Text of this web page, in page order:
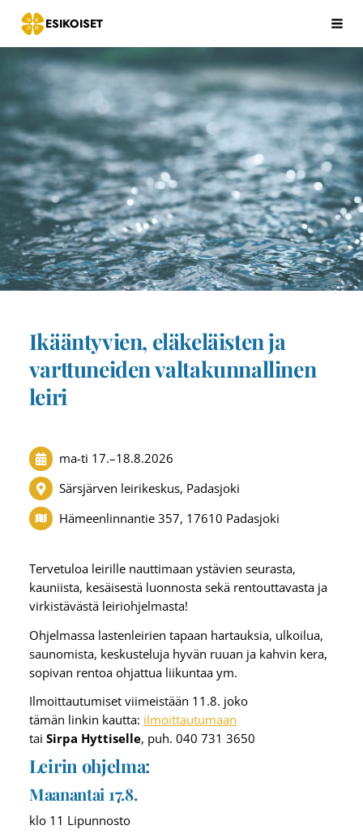
Siirry
sivun
sisältöön
ESIKOISET
Ikääntyvien, eläkeläisten ja
varttuneiden valtakunnallinen
leiri
ma-ti 17.–18.8.2026
Särsjärven leirikeskus, Padasjoki
Hämeenlinnantie 357, 17610 Padasjoki
Tervetuloa leirille nauttimaan ystävien seurasta,
kauniista, kesäisestä luonnosta sekä rentouttavasta ja
virkistävästä leiriohjelmasta!
Ohjelmassa lastenleirien tapaan hartauksia, ulkoilua,
saunomista, keskusteluja hyvän ruuan ja kahvin kera,
sopivan rentoa ohjattua liikuntaa ym.
Ilmoittautumiset viimeistään 11.8. joko
tämän linkin kautta: ilmoittautumaan
tai Sirpa Hyttiselle, puh. 040 731 3650
Leirin ohjelma:
Maanantai 17.8.
klo 11 Lipunnosto